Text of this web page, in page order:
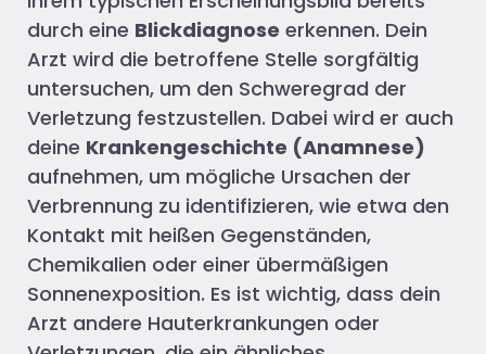
durch eine Blickdiagnose erkennen. Dein
Arzt wird die betroffene Stelle sorgfältig
untersuchen, um den Schweregrad der
Verletzung festzustellen. Dabei wird er auch
deine Krankengeschichte (Anamnese)
aufnehmen, um mögliche Ursachen der
Verbrennung zu identifizieren, wie etwa den
Kontakt mit heißen Gegenständen,
Chemikalien oder einer übermäßigen
Sonnenexposition. Es ist wichtig, dass dein
Arzt andere Hauterkrankungen oder